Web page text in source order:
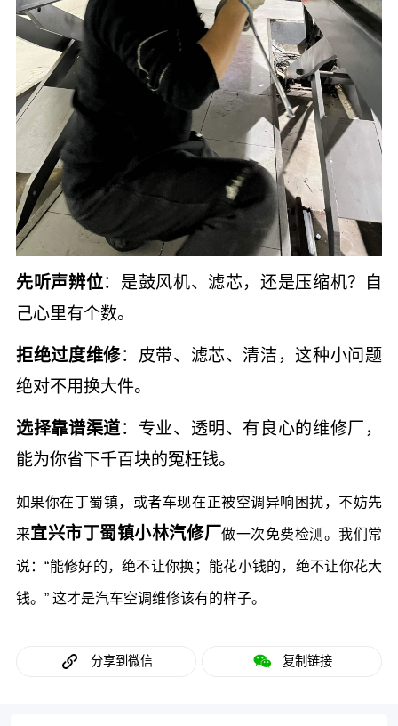
先听声辨位：是鼓风机、滤芯，还是压缩机？自
己心里有个数。
拒绝过度维修：皮带、滤芯、清洁，这种小问题
绝对不用换大件。
选择靠谱渠道：专业、透明、有良心的维修厂，
能为你省下千百块的冤枉钱。
如果你在丁蜀镇，或者车现在正被空调异响困扰，不妨先
来宜兴市丁蜀镇小林汽修厂做一次免费检测。我们常
说：“能修好的，绝不让你换；能花小钱的，绝不让你花大
钱。” 这才是汽车空调维修该有的样子。
分享到微信 复制链接